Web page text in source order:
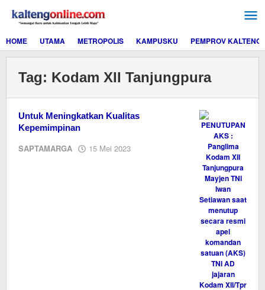
konten
HOME
UTAMA METROPOLIS KAMPUSKU PEMPROV KALTENG
Tag: Kodam XII Tanjungpura
Untuk Meningkatkan Kualitas
Kepemimpinan
SAPTAMARGA 15 Mei 2023